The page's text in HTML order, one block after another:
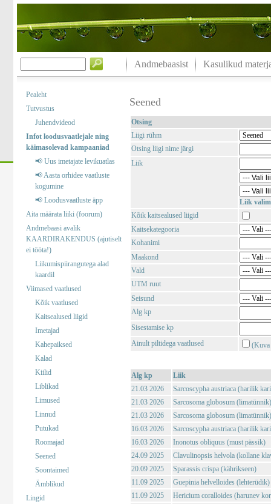
Andmebaasist Kasulikud
Pealeht
Tutvustus
Juhendvideod
Infot loodusvaatlejale ning
käimasolevad kampaaniad
📢 Uus imetajate levikuatlas
📢 Aasta orhidee vaatluste
kogumine
📢 Loodusvaatluste äpp
Aita määrata liiki (foorum)
Andmebaasi avalik
KAARDIRAKENDUS (ajutiselt
ei tööta!)
Liikumispiirangutega alad
kaardil
Viimased vaatlused
Kõik vaatlused
Kaitsealused liigid
Imetajad
Kahepaiksed
Kalad
Kiilid
Liblikad
Limused
Linnud
Putukad
Roomajad
Seened
Soontaimed
Ämblikud
Lingid
Seened
Otsing
Liigi rühm
Otsing liigi nime järgi
Liik
Liik
Kõik kaitsealused liigid
Kaitsekategooria
Kohanimi
Maakond
Vald
UTM ruut
Seisund
Alg kp
Sisestamise kp
Ainult piltidega vaatlused
(Kuva
Alg kp
Liik
21.03 2026
Sarcoscypha austriaca (harilik
21.03 2026
Sarcosoma globosum (limatünnik)
21.03 2026
Sarcosoma globosum (limatünnik)
16.03 2026
Sarcoscypha austriaca (harilik
16.03 2026
Inonotus obliquus (must pässik)
24.09 2025
Clavulinopsis helvola (kollane
20.09 2025
Sparassis crispa (kährikseen)
11.09 2025
Guepinia helvelloides (lehterüdik)
11.09 2025
Hericium coralloides (harunev